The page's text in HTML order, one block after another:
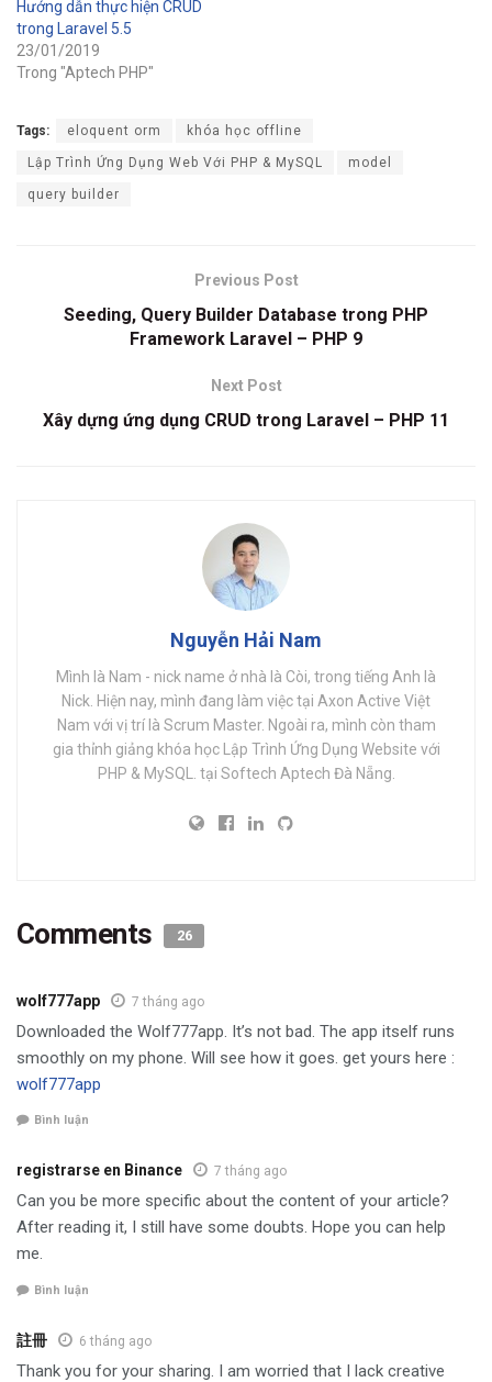
Hướng dẫn thực hiện CRUD
trong Laravel 5.5
23/01/2019
Trong "Aptech PHP"
Tags: eloquent orm khóa học offline
Lập Trình Ứng Dụng Web Với PHP & MySQL model
query builder
Previous Post
Seeding, Query Builder Database trong PHP
Framework Laravel – PHP 9
Next Post
Xây dựng ứng dụng CRUD trong Laravel – PHP 11
Nguyễn Hải Nam
Mình là Nam - nick name ở nhà là Còi, trong tiếng Anh là
Nick. Hiện nay, mình đang làm việc tại Axon Active Việt
Nam với vị trí là Scrum Master. Ngoài ra, mình còn tham
gia thỉnh giảng khóa học Lập Trình Ứng Dụng Website với
PHP & MySQL. tại Softech Aptech Đà Nẵng.
Comments 26
wolf777app 7 tháng ago
Downloaded the Wolf777app. It’s not bad. The app itself runs
smoothly on my phone. Will see how it goes. get yours here :
wolf777app
Bình luận
registrarse en Binance 7 tháng ago
Can you be more specific about the content of your article?
After reading it, I still have some doubts. Hope you can help
me.
Bình luận
註冊 6 tháng ago
Thank you for your sharing. I am worried that I lack creative